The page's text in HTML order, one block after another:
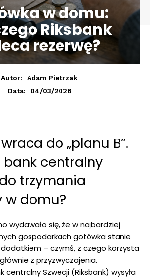
w domu:
Riksbank
rezerwę?
Autor:
Adam Pietrzak
Data:
04/03/2026
do „planu B”.
bank centralny
trzymania
w domu?
wydawało się, że w najbardziej
gospodarkach gotówka stanie
– czymś, z czego korzysta
z przyzwyczajenia.
centralny Szwecji (Riksbank) wysyła